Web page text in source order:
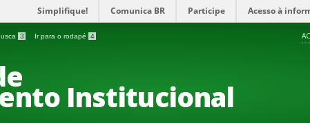
Simplifique! Comunica BR Participe Acesso à
3 Ir para o rodapé 4
Institucional